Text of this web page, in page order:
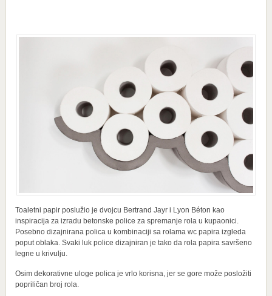
Toaletni papir poslužio je dvojcu Bertrand Jayr i Lyon Béton kao
inspiracija za izradu betonske police za spremanje rola u kupaonici.
Posebno dizajnirana polica u kombinaciji sa rolama wc papira izgleda
poput oblaka. Svaki luk police dizajniran je tako da rola papira savršeno
legne u krivulju.
Osim dekorativne uloge polica je vrlo korisna, jer se gore može posložiti
popriličan broj rola.